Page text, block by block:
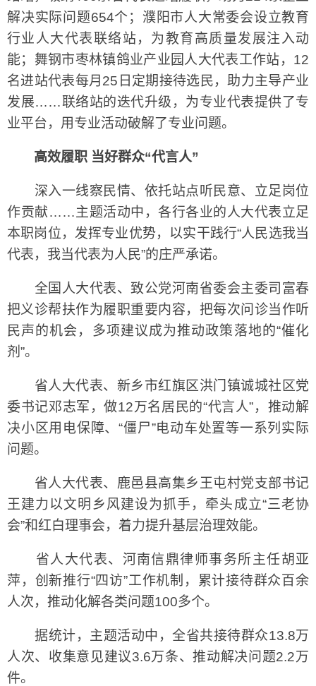
解决实际问题654个；濮阳市人大常委会设立教育
行业人大代表联络站，为教育高质量发展注入动
能；舞钢市枣林镇鸽业产业园人大代表工作站，12
名进站代表每月25日定期接待选民，助力主导产业
发展……联络站的迭代升级，为专业代表提供了专
业平台，用专业活动破解了专业问题。
高效履职 当好群众“代言人”
深入一线察民情、依托站点听民意、立足岗位
作贡献……主题活动中，各行各业的人大代表立足
本职岗位，发挥专业优势，以实干践行“人民选我当
代表，我当代表为人民”的庄严承诺。
全国人大代表、致公党河南省委会主委司富春
把义诊帮扶作为履职重要内容，把每次问诊当作听
民声的机会，多项建议成为推动政策落地的“催化
剂”。
省人大代表、新乡市红旗区洪门镇诚城社区党
委书记邓志军，做12万名居民的“代言人”，推动解
决小区用电保障、“僵尸”电动车处置等一系列实际
问题。
省人大代表、鹿邑县高集乡王屯村党支部书记
王建力以文明乡风建设为抓手，牵头成立“三老协
会”和红白理事会，着力提升基层治理效能。
省人大代表、河南信鼎律师事务所主任胡亚
萍，创新推行“四访”工作机制，累计接待群众百余
人次，推动化解各类问题100多个。
据统计，主题活动中，全省共接待群众13.8万
人次、收集意见建议3.6万条、推动解决问题2.2万
件。